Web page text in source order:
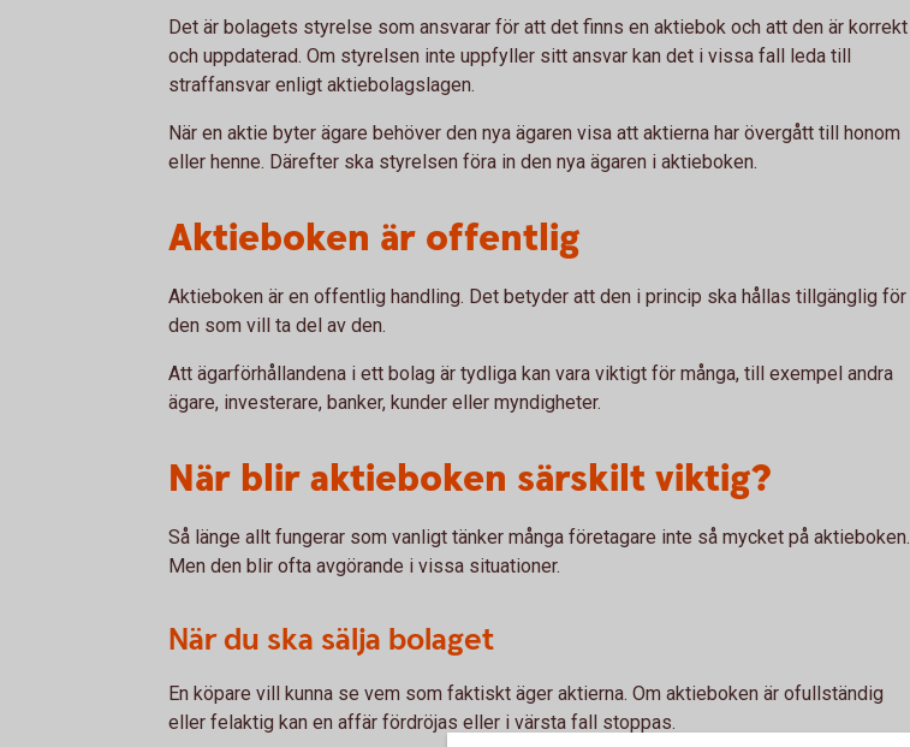
Det är bolagets styrelse som ansvarar för att det finns en aktiebok och att den är korrekt
och uppdaterad. Om styrelsen inte uppfyller sitt ansvar kan det i vissa fall leda till
straffansvar enligt aktiebolagslagen.
När en aktie byter ägare behöver den nya ägaren visa att aktierna har övergått till honom
eller henne. Därefter ska styrelsen föra in den nya ägaren i aktieboken.
Aktieboken är offentlig
Aktieboken är en offentlig handling. Det betyder att den i princip ska hållas tillgänglig för
den som vill ta del av den.
Att ägarförhållandena i ett bolag är tydliga kan vara viktigt för många, till exempel andra
ägare, investerare, banker, kunder eller myndigheter.
När blir aktieboken särskilt viktig?
Så länge allt fungerar som vanligt tänker många företagare inte så mycket på aktieboken.
Men den blir ofta avgörande i vissa situationer.
När du ska sälja bolaget
En köpare vill kunna se vem som faktiskt äger aktierna. Om aktieboken är ofullständig
eller felaktig kan en affär fördröjas eller i värsta fall stoppas.